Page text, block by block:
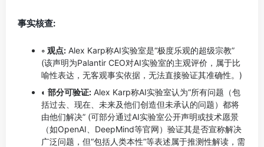
事实核查:
◦ 观点: Alex Karp称AI实验室是“极度乐观的超级宗教”
(该声明为Palantir CEO对AI实验室的主观评价，属于比
喻性表达，无客观事实依据，无法直接验证其准确性。)
◐ 部分可验证: Alex Karp称AI实验室认为“所有问题（包
括过去、现在、未来及他们创造但未承认的问题）都将
由他们解决” (可部分通过AI实验室公开声明或技术愿景
（如OpenAI、DeepMind等官网）验证其是否宣称解决
广泛问题，但“包括人类本性”等表述属于推测性解读，需